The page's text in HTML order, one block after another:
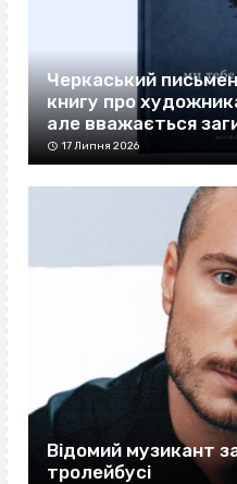
Черкаський
книгу про
але вважається
17 Липня 2026
Відомий музикант
тролейбусі